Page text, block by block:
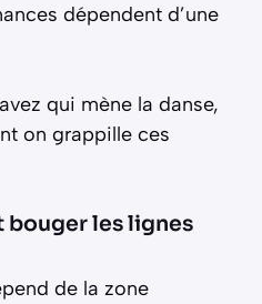
dépendent d’une
qui mène la danse,
on grappille ces
bouger les lignes
de la zone